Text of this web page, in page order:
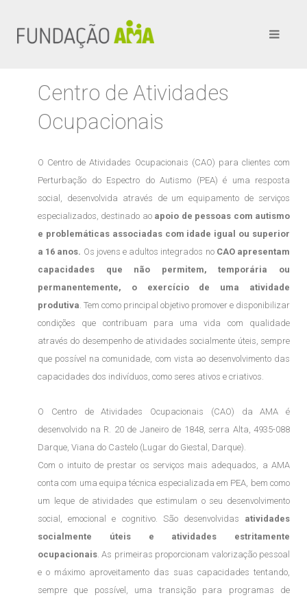
Centro de Atividades
Ocupacionais
O Centro de Atividades Ocupacionais (CAO) para clientes com
Perturbação do Espectro do Autismo (PEA) é uma resposta
social, desenvolvida através de um equipamento de serviços
especializados, destinado ao apoio de pessoas com autismo
e problemáticas associadas com idade igual ou superior
a 16 anos. Os jovens e adultos integrados no CAO apresentam
capacidades que não permitem, temporária ou
permanentemente, o exercício de uma atividade
produtiva. Tem como principal objetivo promover e disponibilizar
condições que contribuam para uma vida com qualidade
através do desempenho de atividades socialmente úteis, sempre
que possível na comunidade, com vista ao desenvolvimento das
capacidades dos indivíduos, como seres ativos e criativos.
O Centro de Atividades Ocupacionais (CAO) da AMA é
desenvolvido na R. 20 de Janeiro de 1848, serra Alta, 4935-088
Darque, Viana do Castelo (Lugar do Giestal, Darque).
Com o intuito de prestar os serviços mais adequados, a AMA
conta com uma equipa técnica especializada em PEA, bem como
um leque de atividades que estimulam o seu desenvolvimento
social, emocional e cognitivo. São desenvolvidas atividades
socialmente úteis e atividades estritamente
ocupacionais. As primeiras proporcionam valorização pessoal
e o máximo aproveitamento das suas capacidades tentando,
sempre que possível, uma transição para programas de